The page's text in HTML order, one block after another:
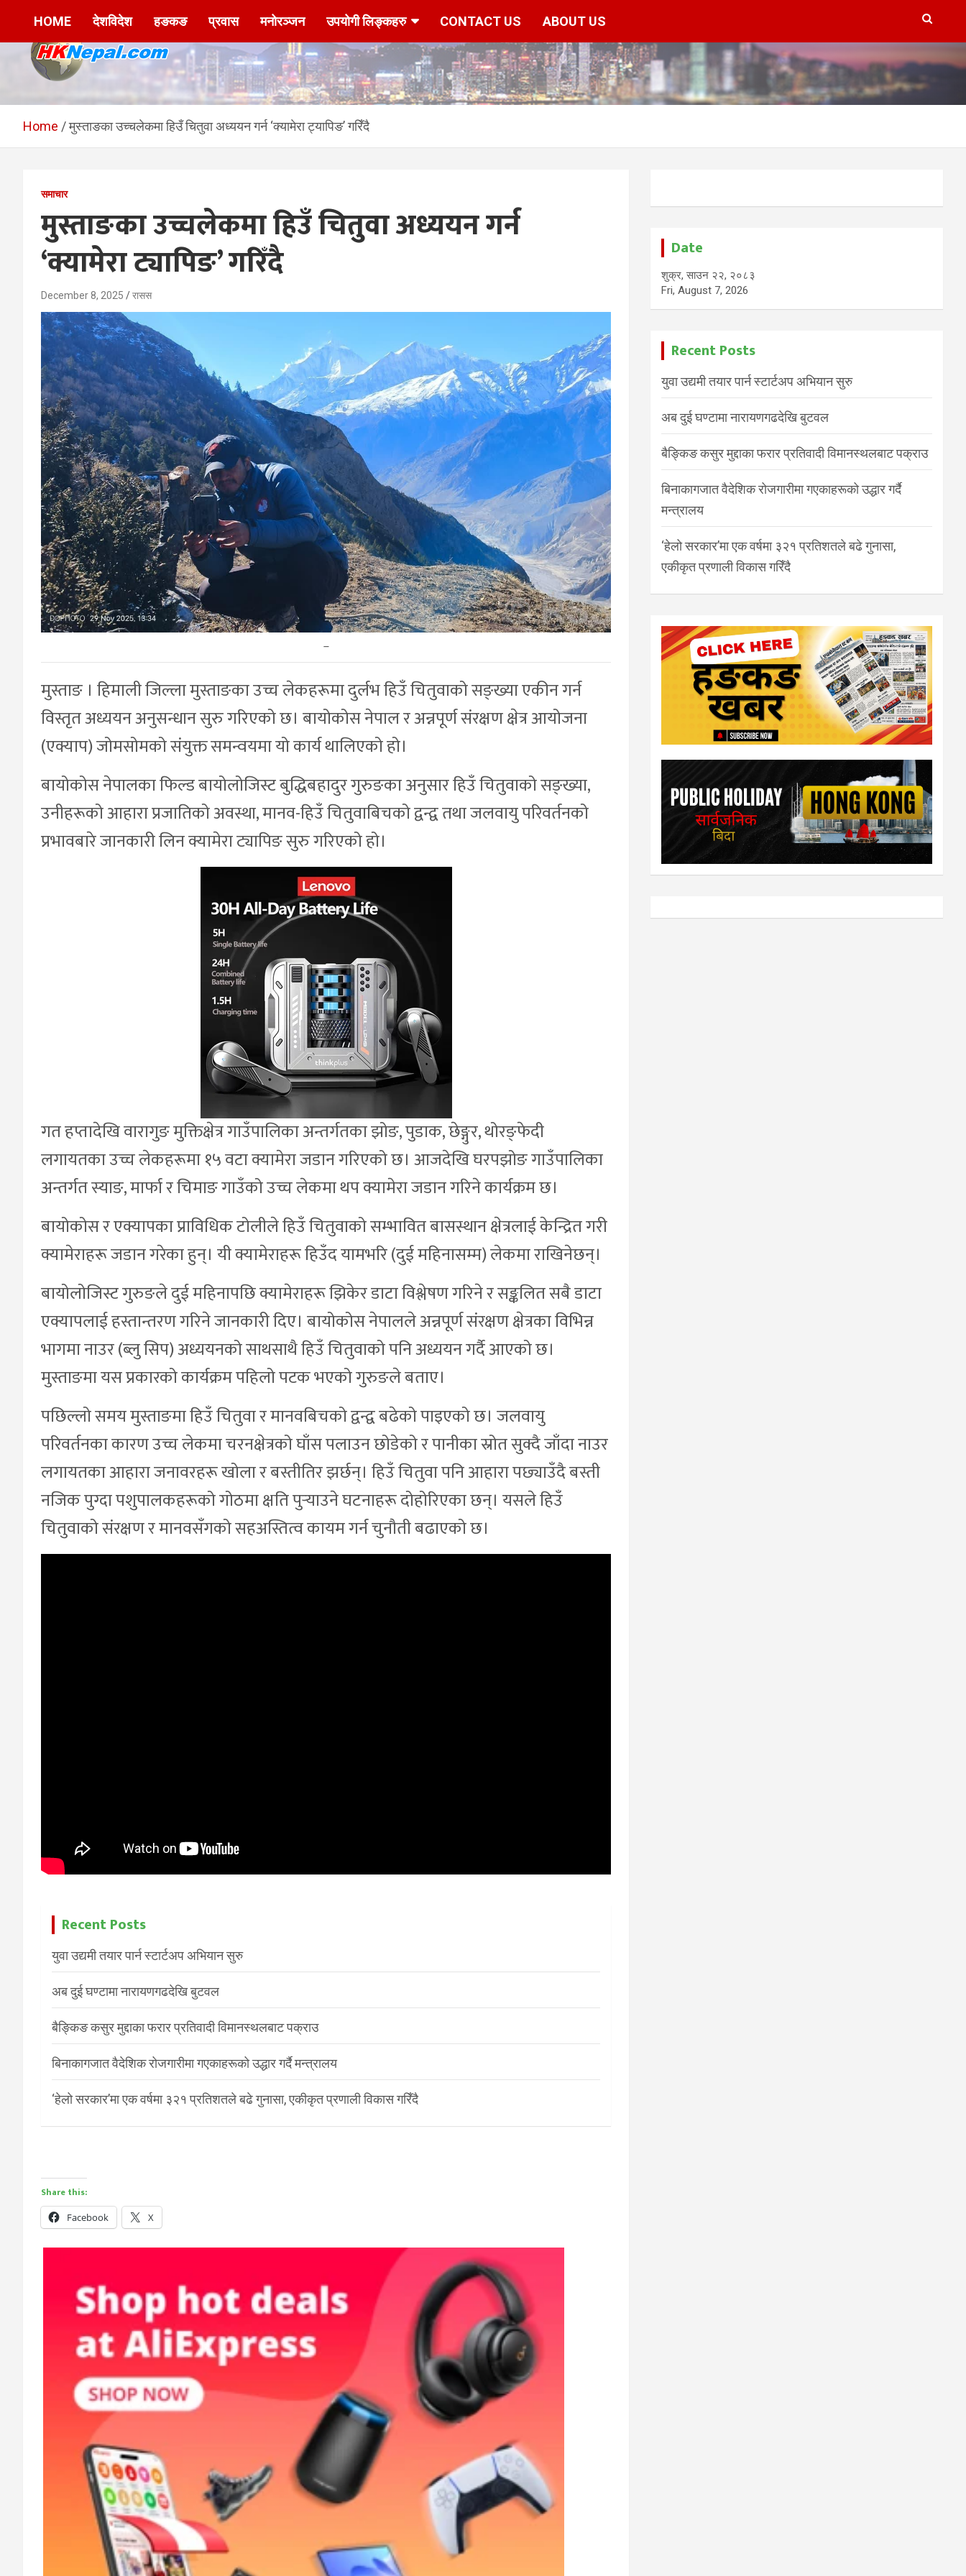
HKNepal.com –
हङकङबाट सञ्चालित पहिलो
hknepal, hknepal.com, hk nepal, hk nepal com
HOME देशविदेश हङकङ प्रवास मनोरञ्जन उपयोगी लिङ्कहरु CONTACT US ABOUT US
Home मुस्ताङका उच्चलेकमा हिउँ चितुवा अध्ययन गर्न ‘क्यामेरा ट्यापिङ’ गरिँदै
समाचार
मुस्ताङका उच्चलेकमा हिउँ चितुवा अध्ययन गर्न
‘क्यामेरा ट्यापिङ’ गरिँदै
December 8, 2025 रासस
–
मुस्ताङ । हिमाली जिल्ला मुस्ताङका उच्च लेकहरूमा दुर्लभ हिउँ चितुवाको सङ्ख्या एकीन गर्न
विस्तृत अध्ययन अनुसन्धान सुरु गरिएको छ। बायोकोस नेपाल र अन्नपूर्ण संरक्षण क्षेत्र आयोजना
(एक्याप) जोमसोमको संयुक्त समन्वयमा यो कार्य थालिएको हो।
बायोकोस नेपालका फिल्ड बायोलोजिस्ट बुद्धिबहादुर गुरुङका अनुसार हिउँ चितुवाको सङ्ख्या,
उनीहरूको आहारा प्रजातिको अवस्था, मानव-हिउँ चितुवाबिचको द्वन्द्व तथा जलवायु परिवर्तनको
प्रभावबारे जानकारी लिन क्यामेरा ट्यापिङ सुरु गरिएको हो।
गत हप्तादेखि वारागुङ मुक्तिक्षेत्र गाउँपालिका अन्तर्गतका झोङ, पुडाक, छेङ्गुर, थोरङ्फेदी
लगायतका उच्च लेकहरूमा १५ वटा क्यामेरा जडान गरिएको छ। आजदेखि घरपझोङ गाउँपालिका
अन्तर्गत स्याङ, मार्फा र चिमाङ गाउँको उच्च लेकमा थप क्यामेरा जडान गरिने कार्यक्रम छ।
बायोकोस र एक्यापका प्राविधिक टोलीले हिउँ चितुवाको सम्भावित बासस्थान क्षेत्रलाई केन्द्रित गरी
क्यामेराहरू जडान गरेका हुन्। यी क्यामेराहरू हिउँद यामभरि (दुई महिनासम्म) लेकमा राखिनेछन्।
बायोलोजिस्ट गुरुङले दुई महिनापछि क्यामेराहरू झिकेर डाटा विश्लेषण गरिने र सङ्कलित सबै डाटा
एक्यापलाई हस्तान्तरण गरिने जानकारी दिए। बायोकोस नेपालले अन्नपूर्ण संरक्षण क्षेत्रका विभिन्न
भागमा नाउर (ब्लु सिप) अध्ययनको साथसाथै हिउँ चितुवाको पनि अध्ययन गर्दै आएको छ।
मुस्ताङमा यस प्रकारको कार्यक्रम पहिलो पटक भएको गुरुङले बताए।
पछिल्लो समय मुस्ताङमा हिउँ चितुवा र मानवबिचको द्वन्द्व बढेको पाइएको छ। जलवायु
परिवर्तनका कारण उच्च लेकमा चरनक्षेत्रको घाँस पलाउन छोडेको र पानीका स्रोत सुक्दै जाँदा नाउर
लगायतका आहारा जनावरहरू खोला र बस्तीतिर झर्छन्। हिउँ चितुवा पनि आहारा पछ्याउँदै बस्ती
नजिक पुग्दा पशुपालकहरूको गोठमा क्षति पुर्‍याउने घटनाहरू दोहोरिएका छन्। यसले हिउँ
चितुवाको संरक्षण र मानवसँगको सहअस्तित्व कायम गर्न चुनौती बढाएको छ।
Recent Posts
युवा उद्यमी तयार पार्न स्टार्टअप अभियान सुरु
अब दुई घण्टामा नारायणगढदेखि बुटवल
बैङ्किङ कसुर मुद्दाका फरार प्रतिवादी विमानस्थलबाट पक्राउ
बिनाकागजात वैदेशिक रोजगारीमा गएकाहरूको उद्धार गर्दै मन्त्रालय
‘हेलो सरकार’मा एक वर्षमा ३२१ प्रतिशतले बढे गुनासा, एकीकृत प्रणाली विकास गरिँदै
Share this:
Facebook X
Date
शुक्र, साउन २२, २०८३
Fri, August 7, 2026
Recent Posts
युवा उद्यमी तयार पार्न स्टार्टअप अभियान सुरु
अब दुई घण्टामा नारायणगढदेखि बुटवल
बैङ्किङ कसुर मुद्दाका फरार प्रतिवादी विमानस्थलबाट पक्राउ
बिनाकागजात वैदेशिक रोजगारीमा गएकाहरूको उद्धार गर्दै
मन्त्रालय
‘हेलो सरकार’मा एक वर्षमा ३२१ प्रतिशतले बढे गुनासा,
एकीकृत प्रणाली विकास गरिँदै